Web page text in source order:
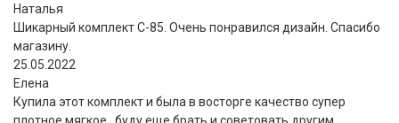
Наталья
Шикарный комплект C-85. Очень понравился дизайн. Спасибо
магазину.
25.05.2022
Елена
Купила этот комплект и была в восторге качество супер